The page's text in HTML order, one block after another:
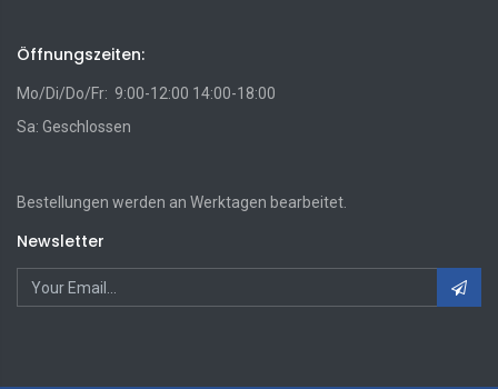
Öffnungszeiten:
Mo/Di/Do/Fr: 9:00-12:00 14:00-18:00
Sa: Geschlossen
Bestellungen werden an Werktagen bearbeitet.
Newsletter